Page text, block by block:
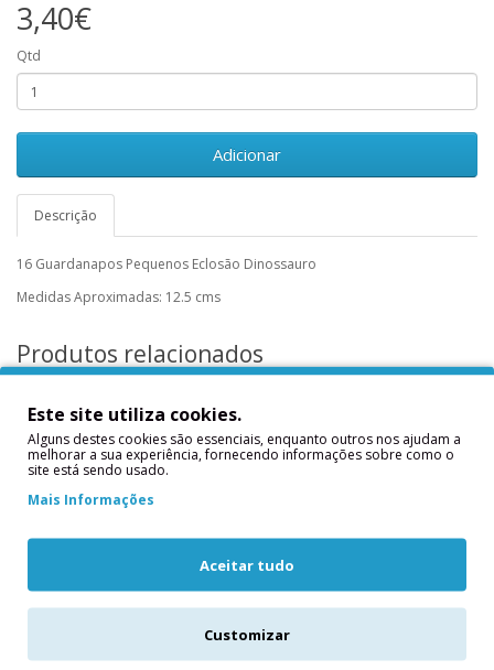
3,40€
Qtd
Adicionar
Descrição
16 Guardanapos Pequenos Eclosão Dinossauro
Medidas Aproximadas: 12.5 cms
Produtos relacionados
Chapéus
Chapéus Dinossauro8
8 Copos Tema
Dinossauros
8 Copos Tema
Este site utiliza cookies.
Alguns destes cookies são essenciais, enquanto outros nos ajudam a
melhorar a sua experiência, fornecendo informações sobre como o
site está sendo usado.
Mais Informações
Aceitar tudo
Customizar